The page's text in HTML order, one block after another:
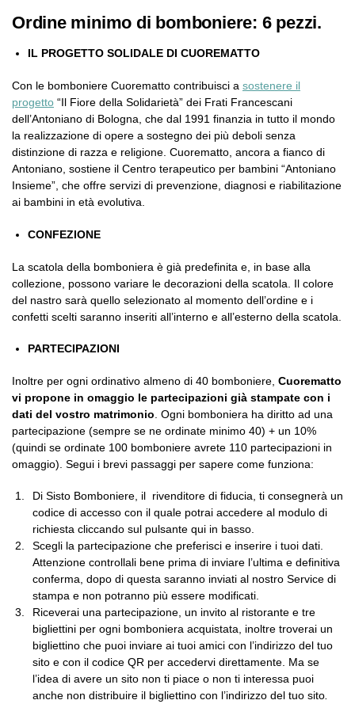
Ordine minimo di bomboniere: 6 pezzi.
IL PROGETTO SOLIDALE DI CUOREMATTO
Con le bomboniere Cuorematto contribuisci a sostenere il
progetto “Il Fiore della Solidarietà” dei Frati Francescani
dell’Antoniano di Bologna, che dal 1991 finanzia in tutto il mondo
la realizzazione di opere a sostegno dei più deboli senza
distinzione di razza e religione. Cuorematto, ancora a fianco di
Antoniano, sostiene il Centro terapeutico per bambini “Antoniano
Insieme”, che offre servizi di prevenzione, diagnosi e riabilitazione
ai bambini in età evolutiva.
CONFEZIONE
La scatola della bomboniera è già predefinita e, in base alla
collezione, possono variare le decorazioni della scatola. Il colore
del nastro sarà quello selezionato al momento dell’ordine e i
confetti scelti saranno inseriti all’interno e all’esterno della scatola.
PARTECIPAZIONI
Inoltre per ogni ordinativo almeno di 40 bomboniere, Cuorematto
vi propone in omaggio le partecipazioni già stampate con i
dati del vostro matrimonio . Ogni bomboniera ha diritto ad una
partecipazione (sempre se ne ordinate minimo 40) + un 10%
(quindi se ordinate 100 bomboniere avrete 110 partecipazioni in
omaggio). Segui i brevi passaggi per sapere come funziona:
Di Sisto Bomboniere, il rivenditore di fiducia, ti consegnerà un
codice di accesso con il quale potrai accedere al modulo di
richiesta cliccando sul pulsante qui in basso.
Scegli la partecipazione che preferisci e inserire i tuoi dati.
Attenzione controllali bene prima di inviare l’ultima e definitiva
conferma, dopo di questa saranno inviati al nostro Service di
stampa e non potranno più essere modificati.
Riceverai una partecipazione, un invito al ristorante e tre
bigliettini per ogni bomboniera acquistata, inoltre troverai un
bigliettino che puoi inviare ai tuoi amici con l’indirizzo del tuo
sito e con il codice QR per accedervi direttamente. Ma se
l’idea di avere un sito non ti piace o non ti interessa puoi
anche non distribuire il bigliettino con l’indirizzo del tuo sito.